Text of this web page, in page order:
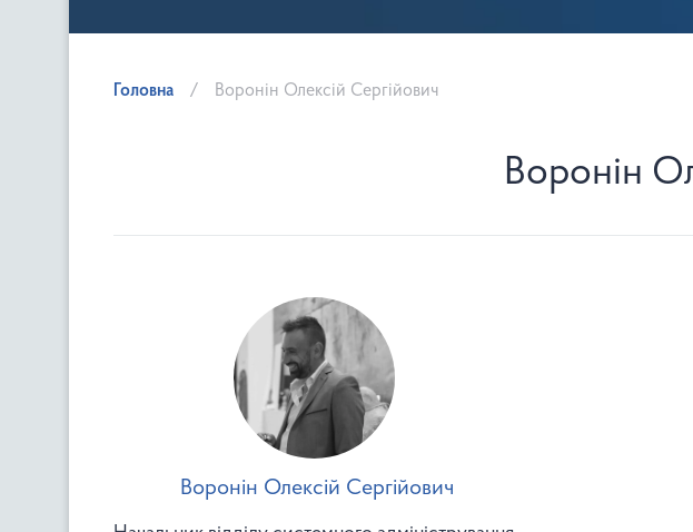
Головна Воронін Олексій Сергійович
Воронін
Воронін Олексій Сергійович